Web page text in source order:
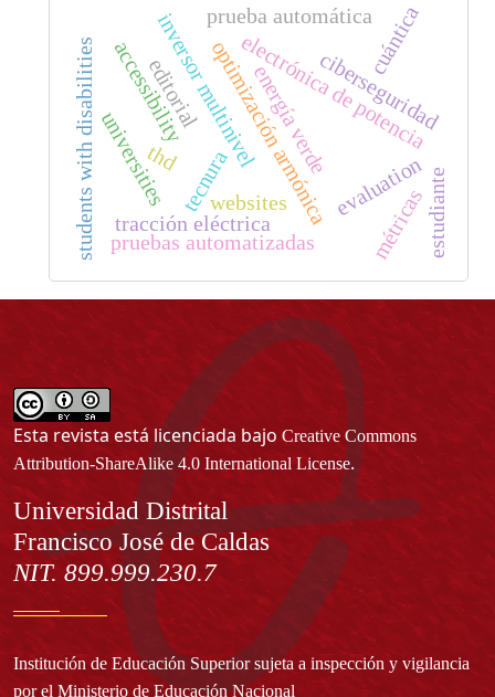
editorial
tecnura
inversor multiniveloptimización armónica
thd
electrónica de potencia
tracción eléctrica
energía verde
pruebas automatizadas
prueba automática
accessibility
evaluation
websites
universities
students with disabilities ciberseguridad
cuántica
métricasestudiante
Esta revista está licenciada bajo Creative Commons
Attribution-ShareAlike 4.0 International License.
Información
Universidad Distrital
Francisco José de Caldas
NIT. 899.999.230.7
Institución de Educación Superior sujeta a inspección y vigilancia
por el Ministerio de Educación Nacional